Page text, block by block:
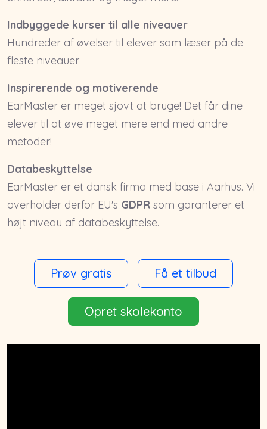
Indbyggede kurser til alle niveauer
Hundreder af øvelser til elever som læser på de
fleste niveauer
Inspirerende og motiverende
EarMaster er meget sjovt at bruge! Det får dine
elever til at øve meget mere end med andre
metoder!
Databeskyttelse
EarMaster er et dansk firma med base i Aarhus. Vi
overholder derfor EU's GDPR som garanterer et
højt niveau af databeskyttelse.
Prøv gratis Få et tilbud
Opret skolekonto